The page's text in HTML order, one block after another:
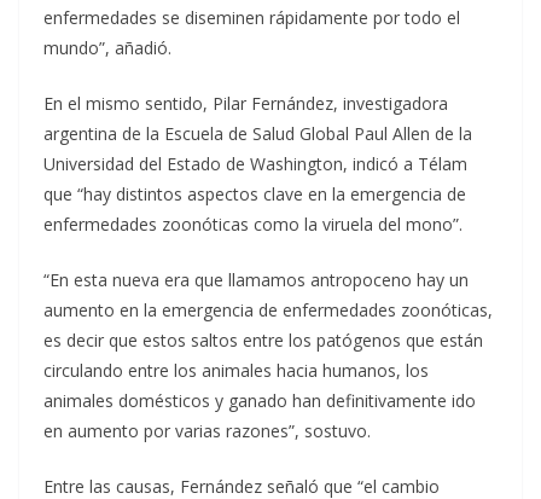
enfermedades se diseminen rápidamente por todo el
mundo”, añadió.
En el mismo sentido, Pilar Fernández, investigadora
argentina de la Escuela de Salud Global Paul Allen de la
Universidad del Estado de Washington, indicó a Télam
que “hay distintos aspectos clave en la emergencia de
enfermedades zoonóticas como la viruela del mono”.
“En esta nueva era que llamamos antropoceno hay un
aumento en la emergencia de enfermedades zoonóticas,
es decir que estos saltos entre los patógenos que están
circulando entre los animales hacia humanos, los
animales domésticos y ganado han definitivamente ido
en aumento por varias razones”, sostuvo.
Entre las causas, Fernández señaló que “el cambio